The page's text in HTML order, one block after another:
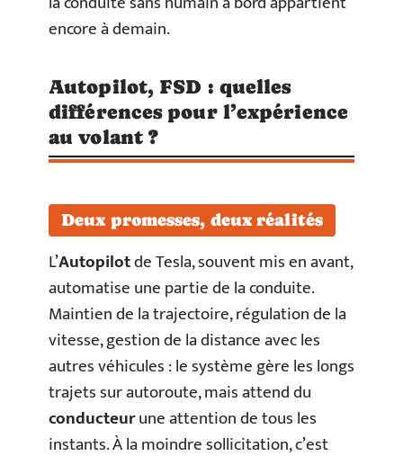
encore à demain.
Autopilot, FSD : quelles
différences pour l’expérience
au volant ?
Deux promesses, deux réalités
L’Autopilotde Tesla, souvent mis en avant,
automatise une partie de la conduite.
Maintien de la trajectoire, régulation de la
vitesse, gestion de la distance avec les
autres véhicules : le système gère les longs
trajets sur autoroute, mais attend du
conducteurune attention de tous les
instants. À la moindre sollicitation, c’est